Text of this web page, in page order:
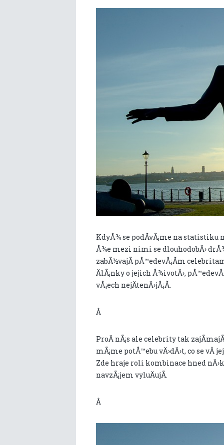
KdyÅ¾ se podÃ­vÃ¡me na statistiku
Å¾e mezi nimi se dlouhodobÄ›
zabÃ½vajÃ­ pÅ™edevÅ¡Ã­m
ÄlÃ¡nky o jejich Å¾ivotÄ›,
vÅ¡ech nejÄtenÄ›jÅ¡Ã­.
Â
ProÄ nÃ¡s ale celebrity tak
mÃ¡me potÅ™ebu vÄ›dÄ›t, co se
Zde hraje roli kombinace hned
navzÃ¡jem vyluÄujÃ­.
Â